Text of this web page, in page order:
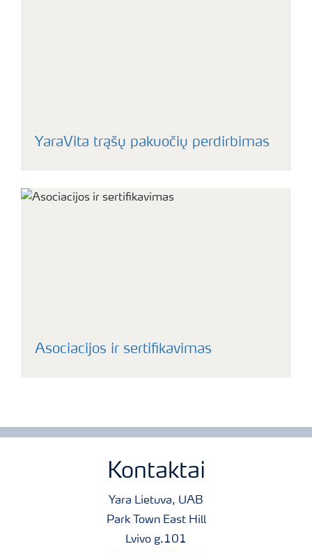
YaraVita trąšų pakuočių perdirbimas
Asociacijos ir sertifikavimas
Kontaktai
Yara Lietuva, UAB
Park Town East Hill
Lvivo g.101